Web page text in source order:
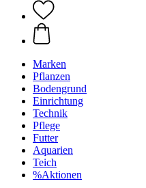
Marken
Pflanzen
Bodengrund
Einrichtung
Technik
Pflege
Futter
Aquarien
Teich
%Aktionen